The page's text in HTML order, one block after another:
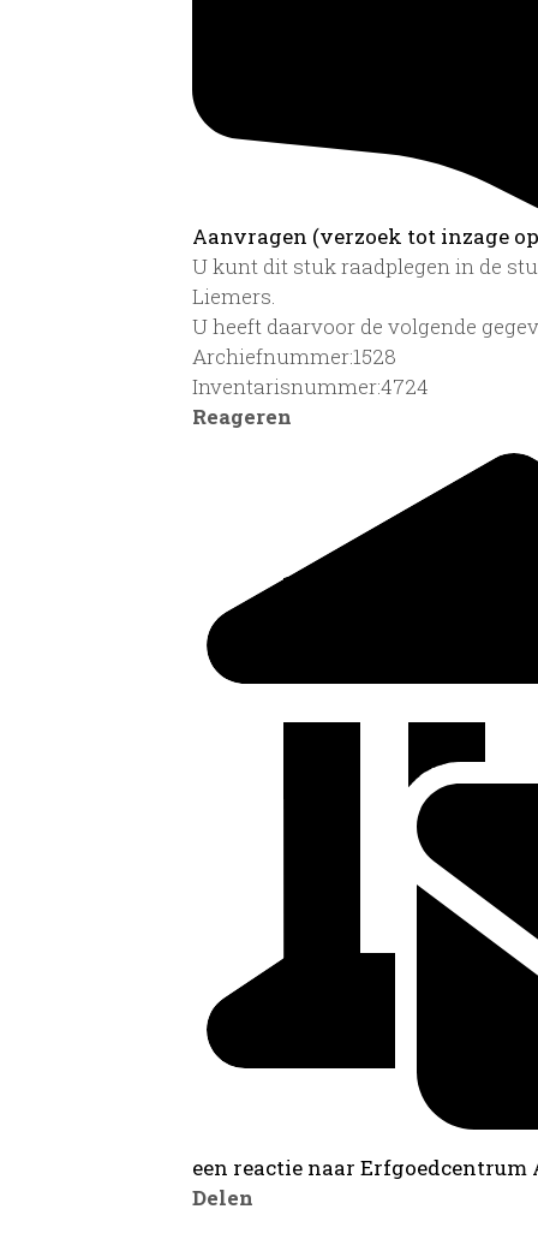
Aanvragen (verzoek tot inzage
U kunt dit stuk raadplegen in de
Liemers.
U heeft daarvoor de volgende
Archiefnummer:1528
Inventarisnummer:4724
Reageren
een reactie naar
Delen